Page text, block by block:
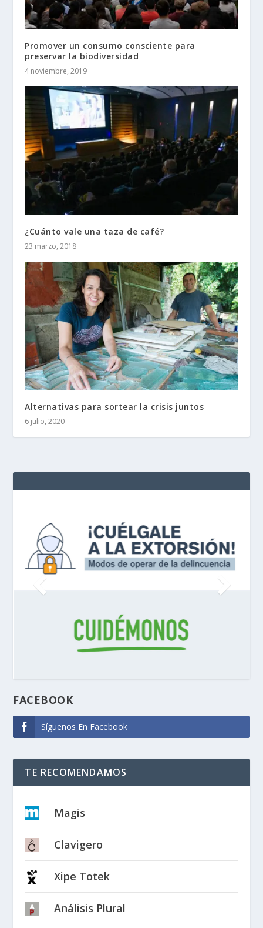
Promover un consumo consciente para
preservar la biodiversidad
4 noviembre, 2019
¿Cuánto vale una taza de café?
23 marzo, 2018
Alternativas para sortear la crisis juntos
6 julio, 2020
FACEBOOK
Síguenos En Facebook
TE RECOMENDAMOS
Magis
Clavigero
Xipe Totek
Análisis Plural